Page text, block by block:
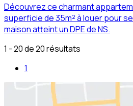
Découvrez ce charmant
superficie de 35m² à louer pour
maison atteint un DPE de NS.
1 - 20 de 20 résultats
1